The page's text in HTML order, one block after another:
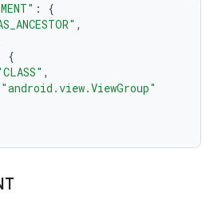
:
{
,
{
,
"android.view.ViewGroup"